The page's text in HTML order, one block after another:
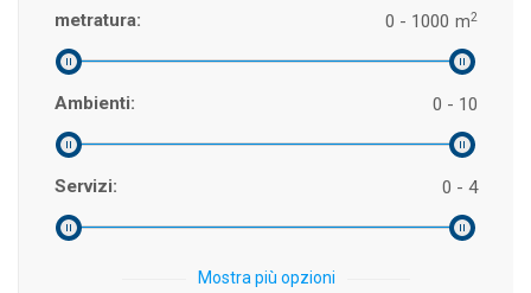
metratura: m2
0 - 1000
Ambienti: 0 - 10
Servizi: 0 - 4
Mostra più opzioni